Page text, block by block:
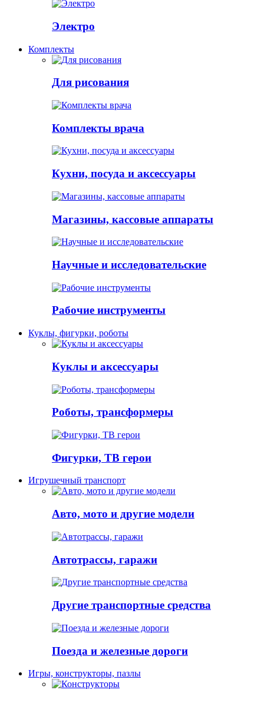
Электро
Комплекты
Для рисования
Комплекты врача
Кухни, посуда и аксессуары
Магазины, кассовые аппараты
Научные и исследовательские
Рабочие инструменты
Куклы, фигурки, роботы
Куклы и аксессуары
Роботы, трансформеры
Фигурки, ТВ герои
Игрушечный транспорт
Авто, мото и другие модели
Автотрассы, гаражи
Другие транспортные средства
Поезда и железные дороги
Игры, конструкторы, пазлы